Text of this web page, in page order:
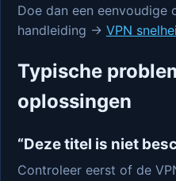
Doe dan een eenvoudige
handleiding → VPN
Typische
oplossingen
“Deze titel is niet
Controleer eerst of de